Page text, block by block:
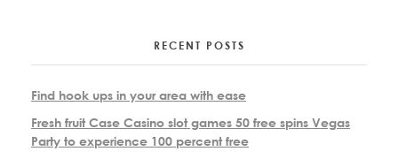
RECENT POSTS
Find hook ups in your area with ease
Fresh fruit Case Casino slot games 50 free spins Vegas
Party to experience 100 percent free